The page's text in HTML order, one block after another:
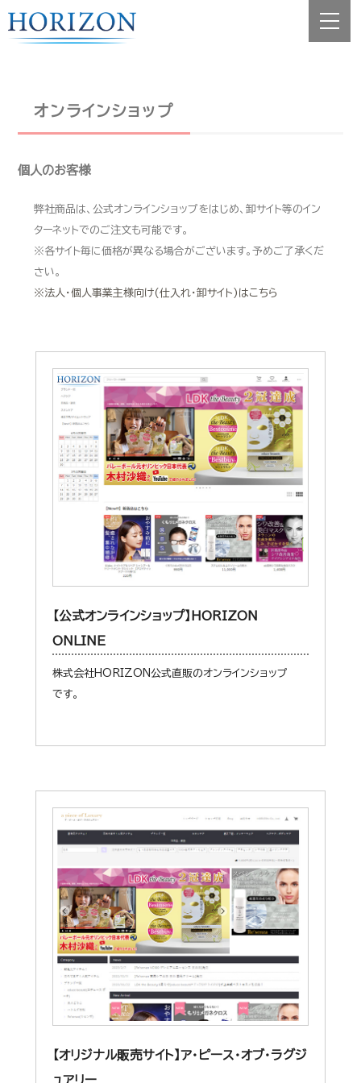
オンラインショップ
個人のお客様
弊社商品は、公式オンラインショップをはじめ、卸サイト等のイン
ターネットでのご注文も可能です。
※各サイト毎に価格が異なる場合がございます。予めご了承くだ
さい。
※法人・個人事業主様向け(仕入れ・卸サイト)はこちら
【公式オンラインショップ】HORIZON
ONLINE
株式会社HORIZON公式直販のオンラインショップ
です。
【オリジナル販売サイト】ア・ピース・オブ・ラグジ
ュアリー